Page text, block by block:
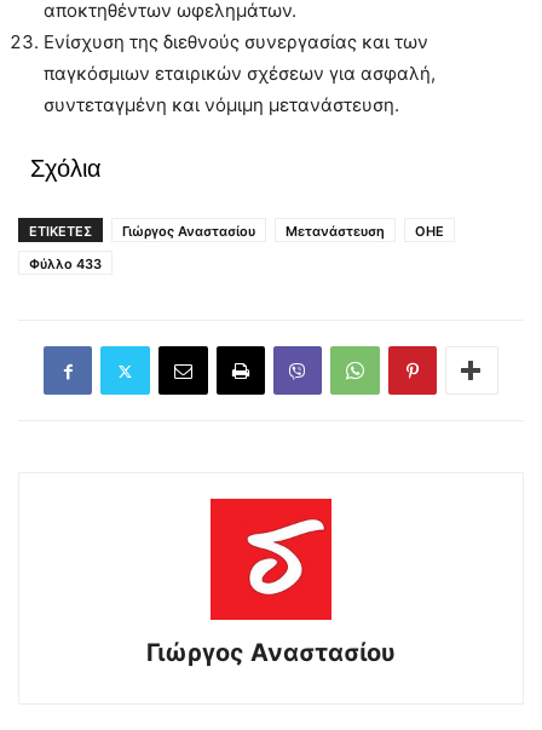
αποκτηθέντων ωφελημάτων.
Ενίσχυση της διεθνούς συνεργασίας και των
παγκόσμιων εταιρικών σχέσεων για ασφαλή,
συντεταγμένη και νόμιμη μετανάστευση.
Σχόλια
ΕΤΙΚΕΤΕΣ Γιώργος Αναστασίου Μετανάστευση
ΟΗΕ
Φύλλο 433
Γιώργος Αναστασίου